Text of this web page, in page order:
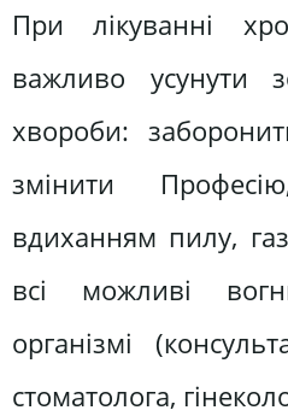
При лікуванні
важливо усунути
хвороби:
змінити
вдиханням пилу,
всі можливі
організмі
стоматолога,